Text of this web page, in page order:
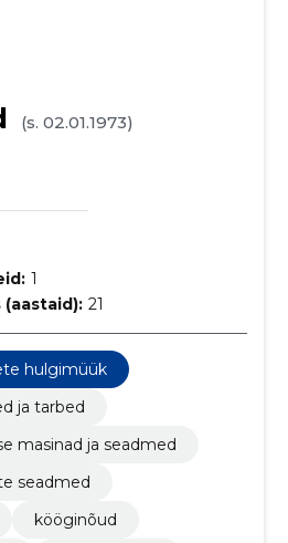
(s. 02.01.1973)
1
21
hulgimüük
ja tarbed
masinad ja seadmed
seadmed
kööginõud